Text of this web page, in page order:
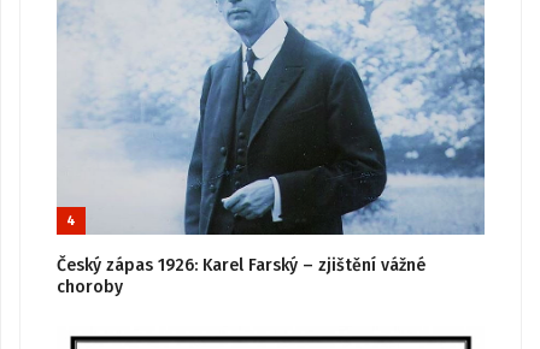
4
Český zápas 1926: Karel Farský – zjištění vážné
choroby